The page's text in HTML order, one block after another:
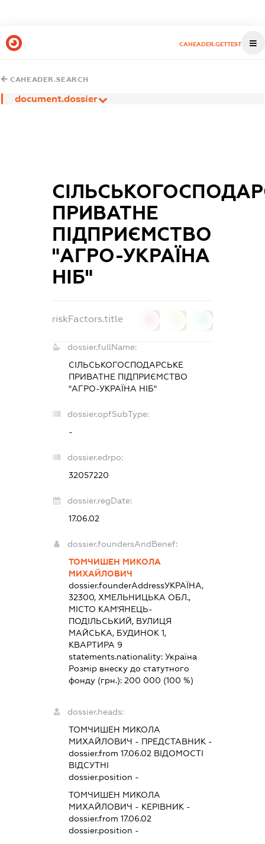
CAHEADER.GETTEST
CAHEADER.SEARCH
document.dossier
ПРИВАТНЕ
ПІДПРИЄМСТВО
"АГРО-УКРАЇНА
НІБ"
riskFactors.title
dossier.fullName:
СІЛЬСЬКОГОСПОДАРСЬКЕ
ПРИВАТНЕ ПІДПРИЄМСТВО
"АГРО-УКРАЇНА НІБ"
dossier.opfSubType:
-
dossier.edrpo:
32057220
dossier.regDate:
17.06.02
dossier.foundersAndBenef:
ТОМЧИШЕН МИКОЛА
МИХАЙЛОВИЧ
dossier.founderAddressУКРАЇНА,
32300, ХМЕЛЬНИЦЬКА ОБЛ.,
МІСТО КАМ'ЯНЕЦЬ-
ПОДІЛЬСЬКИЙ, ВУЛИЦЯ
МАЙСЬКА, БУДИНОК 1,
КВАРТИРА 9
statements.nationality: Україна
Розмір внеску до статутного
фонду (грн.): 200 000 (100 %)
dossier.heads:
ТОМЧИШЕН МИКОЛА
МИХАЙЛОВИЧ - ПРЕДСТАВНИК-
dossier.from 17.06.02ВІДОМОСТІ
ВІДСУТНІ
dossier.position -
ТОМЧИШЕН МИКОЛА
МИХАЙЛОВИЧ - КЕРІВНИК-
dossier.from 17.06.02
dossier.position -